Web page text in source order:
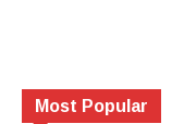
Most Popular